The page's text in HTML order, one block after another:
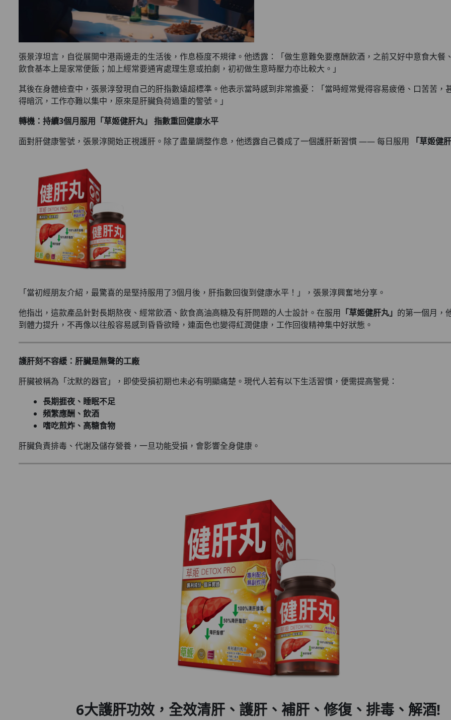
張景淳坦言，自從展開中港兩邊走的生活後，作息極度不規律。他透露：「做生意難免要應酬飲酒，之前又好中意食大餐
飲食基本上是家常便飯；加上經常要通宵處理生意或拍劇，初初做生意時壓力亦比較大。」
其後在身體檢查中，張景淳發現自己的肝指數遠超標準。他表示當時感到非常擔憂：「當時經常覺得容易疲倦、口苦苦，
得暗沉，工作亦難以集中，原來是肝臟負荷過重的警號。」
轉機：持續3個月服用「草姬健肝丸」 指數重回健康水平
面對肝健康警號，張景淳開始正視護肝。除了盡量調整作息，他透露自己養成了一個護肝新習慣 —— 每日服用
「草姬健
「當初經朋友介紹，最驚喜的是堅持服用了3個月後，肝指數回復到健康水平！」，張景淳興奮地分享。
他指出，這款產品針對長期熬夜、經常飲酒、飲食高油高糖及有肝問題的人士設計。在服用 「草姬健肝丸」 的第一個月，
到體力提升，不再像以往般容易感到昏昏欲睡，連面色也變得紅潤健康，工作回復精神集中好狀態。
護肝刻不容緩：肝臟是無聲的工廠
肝臟被稱為「沈默的器官」，即使受損初期也未必有明顯痛楚。現代人若有以下生活習慣，便需提高警覺：
長期捱夜、睡眠不足
頻繁應酬、飲酒
嗜吃煎炸、高糖食物
肝臟負責排毒、代謝及儲存營養，一旦功能受損，會影響全身健康。
6大護肝功效，全效清肝、護肝、補肝、修復、排毒 、 解酒!